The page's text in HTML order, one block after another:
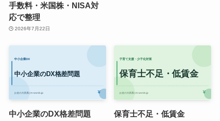
手数料・米国株・NISA対
応で整理
2026年7月22日
中小企業のDX格差問題 保育士不足・低賃金